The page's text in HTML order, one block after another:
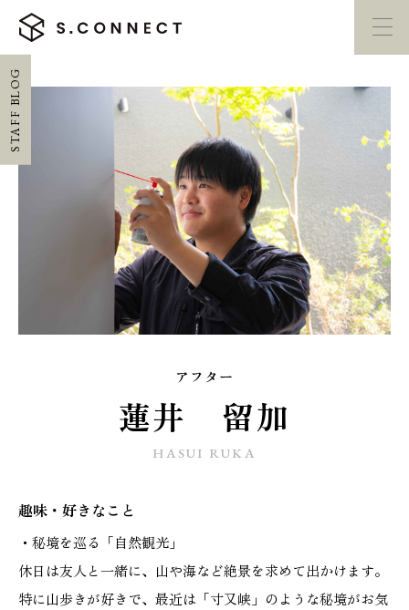
CONCEPT
施工ギャラリー
STAFF BLOG
スタッフブログ
イベント・ モデルハウス
家づくり勉強会 カタログ請求
STAFF
BLOG
アフター
蓮井 留加
HASUI RUKA
趣味・好きなこと
・秘境を巡る「自然観光」
休日は友人と一緒に、山や海など絶景を求めて出かけます。
特に山歩きが好きで、最近は「寸又峡」のような秘境がお気